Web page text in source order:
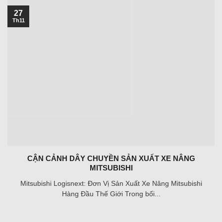
CẬN CẢNH DÂY CHUYỀN SẢN XUẤT XE NÂNG
MITSUBISHI
Mitsubishi Logisnext: Đơn Vị Sản Xuất Xe Nâng Mitsubishi
Hàng Đầu Thế Giới Trong bối...
27
Th11